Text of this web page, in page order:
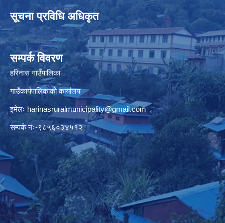
सूचना प्रविधि अधिकृत
सम्पर्क विवरण
हरिनास गाउँपालिका
गाउँकार्यपालिकाको कार्यालय
इमेलः harinasruralmunicipality@gmail.com
सम्पर्क नंः-९८५६०३४५१२